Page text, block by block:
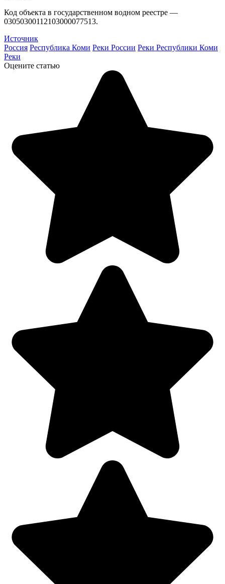
Код объекта в государственном водном реестре —
03050300112103000077513.
Источник
Россия Республика Коми Реки России Реки Республики Коми
Реки
Оцените статью